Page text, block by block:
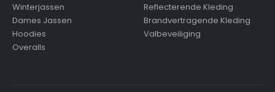
Winterjassen
Dames Jassen
Hoodies
Overalls
Reflecterende Kleding
Brandvertragende Kleding
Valbeveiliging